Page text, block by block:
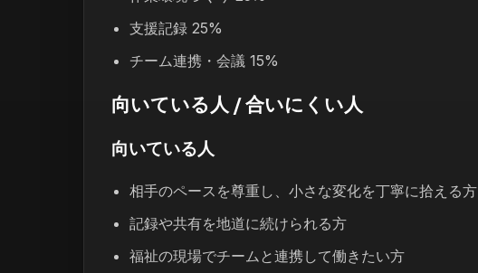
支援記録 25%
チーム連携・会議 15%
向いている人 / 合いにくい人
向いている人
相手のペースを尊重し、小さな変化を丁寧に拾える方
記録や共有を地道に続けられる方
福祉の現場でチームと連携して働きたい方